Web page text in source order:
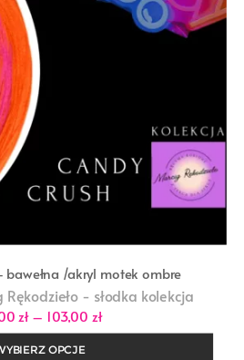
bawełna /akryl motek ombre
Rękodzieło - słodka kolekcja
zł – 103,00 złZakres
cen:
OPCJE